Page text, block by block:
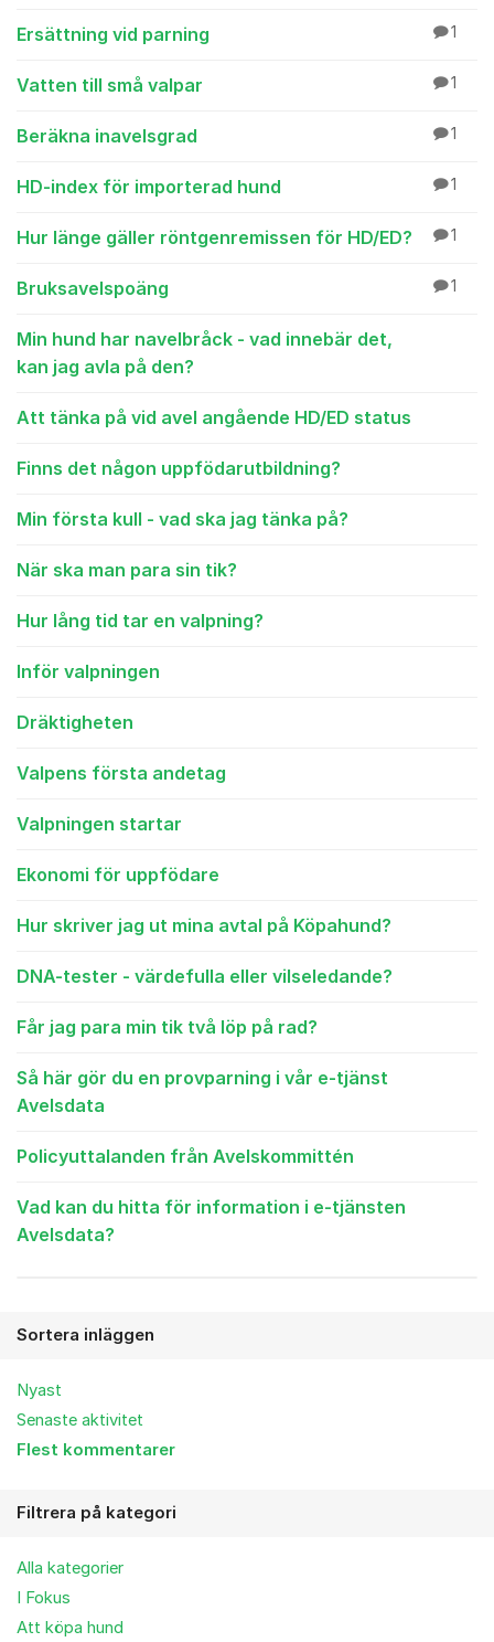
Ersättning vid parning 1
Vatten till små valpar 1
Beräkna inavelsgrad 1
HD-index för importerad hund 1
Hur länge gäller röntgenremissen för HD/ED? 1
Bruksavelspoäng 1
Min hund har navelbråck - vad innebär det,
kan jag avla på den?
Att tänka på vid avel angående HD/ED status
Finns det någon uppfödarutbildning?
Min första kull - vad ska jag tänka på?
När ska man para sin tik?
Hur lång tid tar en valpning?
Inför valpningen
Dräktigheten
Valpens första andetag
Valpningen startar
Ekonomi för uppfödare
Hur skriver jag ut mina avtal på Köpahund?
DNA-tester - värdefulla eller vilseledande?
Får jag para min tik två löp på rad?
Så här gör du en provparning i vår e-tjänst
Avelsdata
Policyuttalanden från Avelskommittén
Vad kan du hitta för information i e-tjänsten
Avelsdata?
Sortera inläggen
Nyast
Senaste aktivitet
Flest kommentarer
Filtrera på kategori
Alla kategorier
I Fokus
Att köpa hund